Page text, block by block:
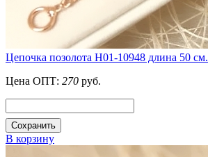
Цепочка позолота Н01-10948 длина 50 см.
Цена ОПТ: 270 руб.
Сохранить
В корзину